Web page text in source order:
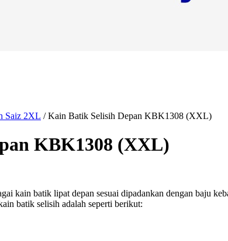
Saiz 2XL /Kain Batik Selisih Depan KBK1308 (XXL)
KBK1308 (XXL)
kain batik lipat depan sesuai dipadankan dengan baju
batik selisih adalah seperti berikut: